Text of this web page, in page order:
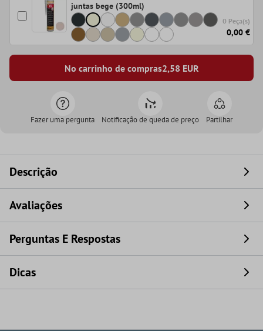
juntas bege (300ml)
0 Peça(s)
0,00 €
No carrinho de compras2,58 EUR
Fazer uma pergunta Notificação de queda de preço Partilhar
Descrição
Avaliações
Perguntas E Respostas
Dicas